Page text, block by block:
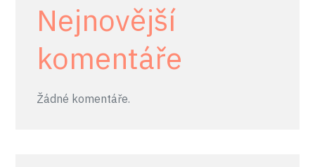
Nejnovější
komentáře
Žádné komentáře.